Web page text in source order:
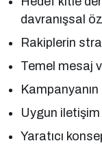
davranışsal
Rakiplerin
Temel mesaj
Kampanyanın
Uygun iletişim
Yaratıcı